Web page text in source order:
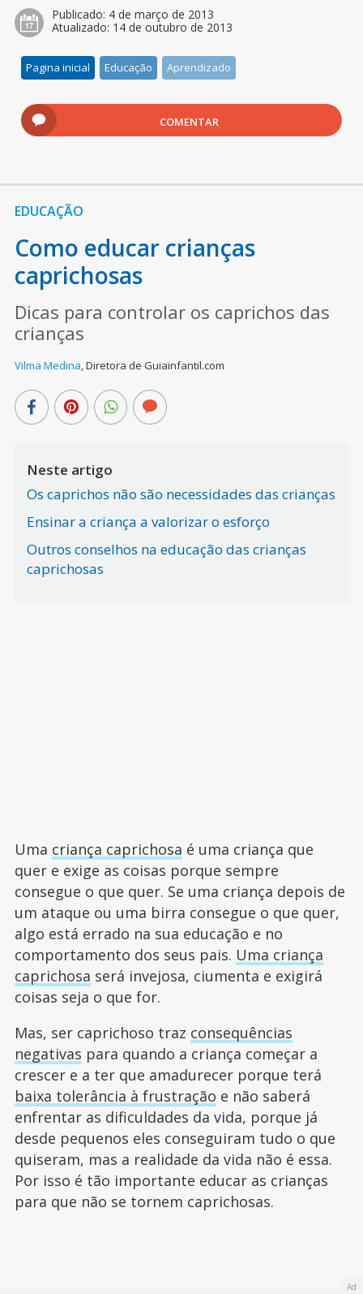
Publicado: 4 de março de 2013
Atualizado: 14 de outubro de 2013
Pagina inicial Educação Aprendizado
COMENTAR
EDUCAÇÃO
Como educar crianças
caprichosas
Dicas para controlar os caprichos das
crianças
Vilma Medina,Diretora de Guiainfantil.com
Neste artigo
Os caprichos não são necessidades das crianças
Ensinar a criança a valorizar o esforço
Outros conselhos na educação das crianças
caprichosas
Uma criança caprichosa é uma criança que
quer e exige as coisas porque sempre
consegue o que quer. Se uma criança depois de
um ataque ou uma birra consegue o que quer,
algo está errado na sua educação e no
comportamento dos seus pais. Uma criança
caprichosa será invejosa, ciumenta e exigirá
coisas seja o que for.
Mas, ser caprichoso traz consequências
negativas para quando a criança começar a
crescer e a ter que amadurecer porque terá
baixa tolerância à frustração e não saberá
enfrentar as dificuldades da vida, porque já
desde pequenos eles conseguiram tudo o que
quiseram, mas a realidade da vida não é essa.
Por isso é tão importante educar as crianças
para que não se tornem caprichosas.
Ad